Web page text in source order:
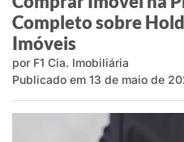
Completo sobre
Imóveis
por F1 Cia. Imobiliária
Publicado em 13 de maio de